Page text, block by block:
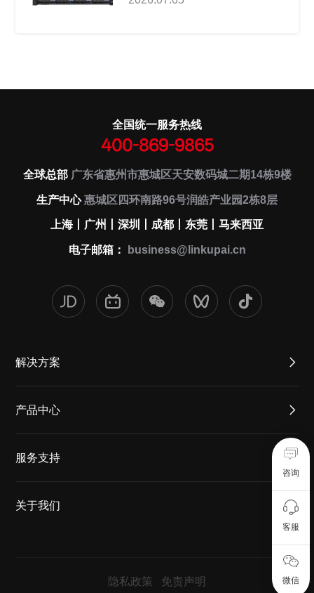
咨询
客服
微信
全国统一服务热线
400-869-9865
全球总部广东省惠州市惠城区天安数码城二期14栋9楼
生产中心惠城区四环南路96号润皓产业园2栋8层
上海丨广州丨深圳丨成都丨东莞丨马来西亚
电子邮箱： business@linkupai.cn
解决方案
产品中心
服务支持
关于我们
隐私政策 免责声明